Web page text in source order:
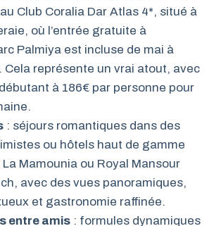
Club Coralia Dar Atlas 4*, situé à
où l’entrée gratuite à
Palmiya est incluse de mai à
Cela représente un vrai atout, avec
à 186€ par personne pour
: séjours romantiques dans des
ou hôtels haut de gamme
Mamounia ou Royal Mansour
avec des vues panoramiques,
et gastronomie raffinée.
entre amis : formules dynamiques